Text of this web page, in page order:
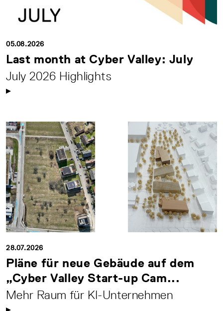
05.08.2026
Last month at Cyber Valley: July
July 2026 Highlights
28.07.2026
Pläne für neue Gebäude auf dem
„Cyber Valley Start-up Cam...
Mehr Raum für KI-Unternehmen